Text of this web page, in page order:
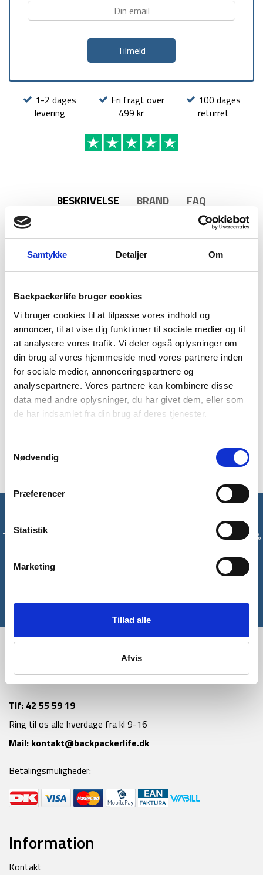
Samtykke Detaljer Om
Backpackerlife bruger cookies
Vi bruger cookies til at tilpasse vores indhold og
annoncer, til at vise dig funktioner til sociale medier og til
at analysere vores trafik. Vi deler også oplysninger om
din brug af vores hjemmeside med vores partnere inden
for sociale medier, annonceringspartnere og
analysepartnere. Vores partnere kan kombinere disse
data med andre oplysninger, du har givet dem, eller som
de har indsamlet fra din brug af deres tjenester.
Nødvendig
Præferencer
Statistik
Marketing
Tillad alle
Afvis
1-2 dages
levering
Fri fragt over
499 kr
100 dages
returret
BESKRIVELSE BRAND FAQ
Frysetørret Brown Bean Soup ret fra Adventure Food.
Retten er nem at tilberede og giver masser af energi, når du
for eksempel er på vandretur. Retten består af 1 portion, der
indeholder 450 kalorier. Tilberedes let ved at hælde 400 ml
kogende vand i posen, og så vente 8 minutter.
Nettovægten er blot 109 gram, og dette frysetørret mad til
outdoor har en holdbarhed på hele 48 måneder.
Indhold: kidneybønner (42%), 17% kartoffelpulver (kartoffel,
emulgator (E471), syrningsmiddel (citronsyre),
konserveringsmiddel (E222)), solsikkeolie, krydderiblanding
(kartoffelstivelse, paprikapulver, rapsprotein, sukker, salt,
løgpulver, gurkemeje, aroma, cayenne (2%), gærekstrakt,
spidskommen, peberfrugt, peberfrugt (5%), grønne bønner
(4%), glukosesirup, champignon (3%), hydrolyseret protein
(0,08%)
Tilmeld dig vores nyhedsbrev og modtag med det samme en 10%
Tlf: 42 55 59 19
Ring til os alle hverdage fra kl 9-16
Mail: kontakt@backpackerlife.dk
Betalingsmuligheder:
Information
Kontakt